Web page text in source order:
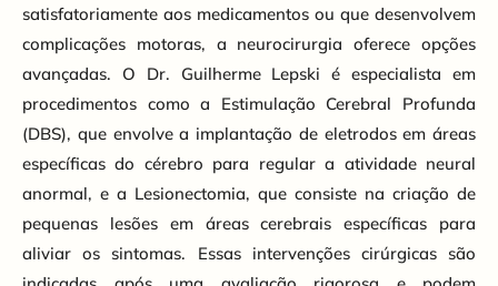
satisfatoriamente aos medicamentos ou que desenvolvem
complicações motoras, a neurocirurgia oferece opções
avançadas. O Dr. Guilherme Lepski é especialista em
procedimentos como a Estimulação Cerebral Profunda
(DBS), que envolve a implantação de eletrodos em áreas
específicas do cérebro para regular a atividade neural
anormal, e a Lesionectomia, que consiste na criação de
pequenas lesões em áreas cerebrais específicas para
aliviar os sintomas. Essas intervenções cirúrgicas são